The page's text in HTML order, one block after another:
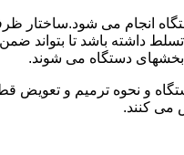
انجام می شود.ساختار
تسلط داشته باشد تا
دستگاه می شوند.
و نحوه ترمیم و
می کنند.